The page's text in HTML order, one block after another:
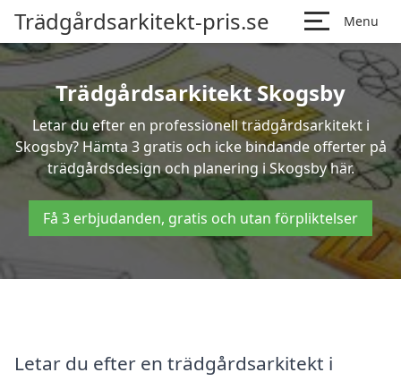
Trädgårdsarkitekt-pris.se Menu
Trädgårdsarkitekt Skogsby
Letar du efter en professionell trädgårdsarkitekt i
Skogsby? Hämta 3 gratis och icke bindande offerter på
trädgårdsdesign och planering i Skogsby här.
Få 3 erbjudanden, gratis och utan förpliktelser
Letar du efter en trädgårdsarkitekt i